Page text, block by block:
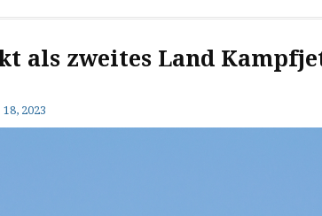
als zweites Land
2023